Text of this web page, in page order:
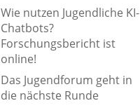
Wie nutzen Jugendliche KI-
Chatbots?
Forschungsbericht ist
online!
Das Jugendforum geht in
die nächste Runde